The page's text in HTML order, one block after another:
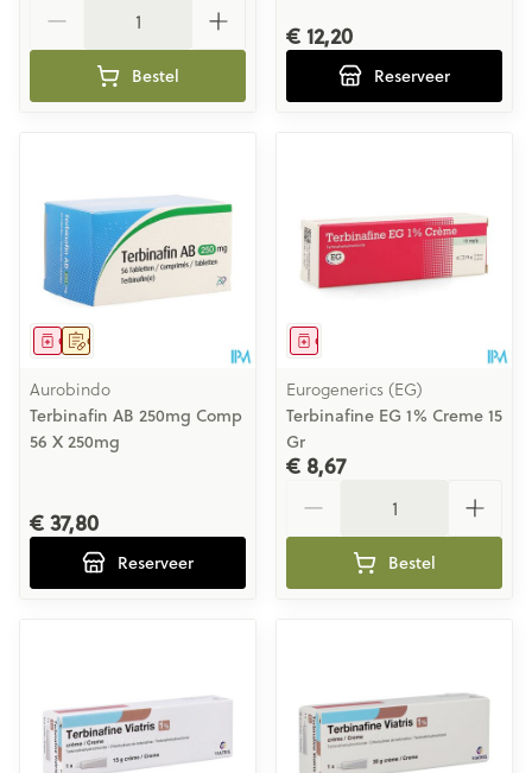
Bestel
€ 12,20
Reserveer
Op voorschrift
Geneesmiddel
Aurobindo
Terbinafin AB 250mg Comp
56 X 250mg
€ 37,80
Reserveer
Geneesmiddel
Eurogenerics (EG)
Terbinafine EG 1% Creme 15
Gr
€ 8,67
Bestel